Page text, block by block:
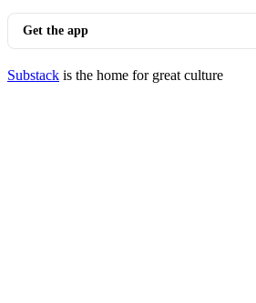
Get the app
Substack is the home for great culture